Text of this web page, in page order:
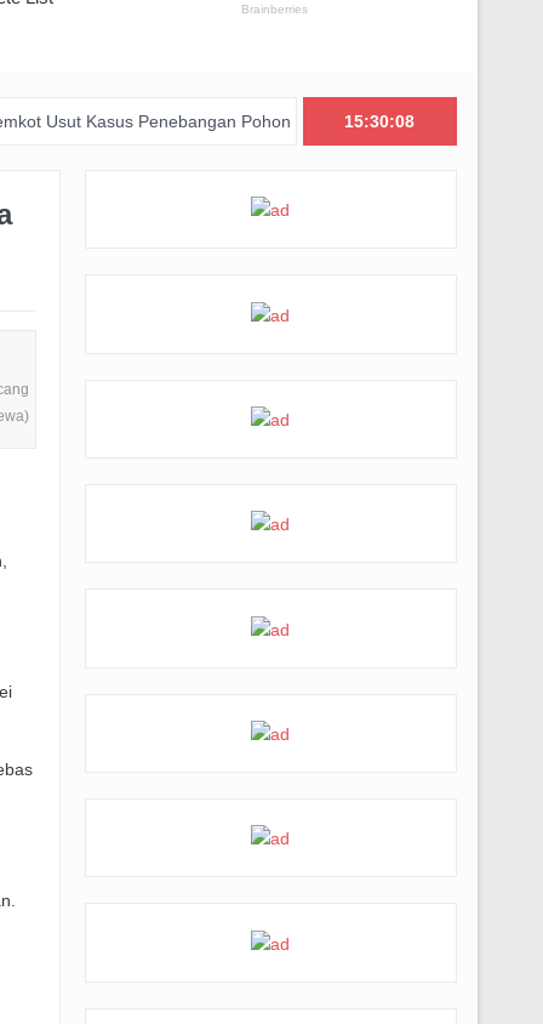
Penebangan Pohon Jalan Riau, Perizinan Usaha Ikut Diperiksa
15:30:09